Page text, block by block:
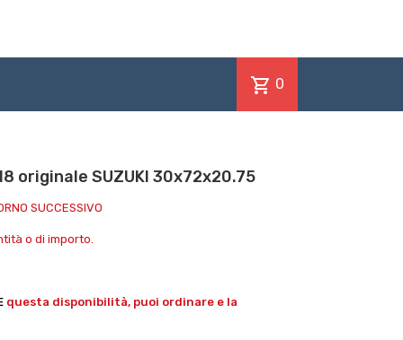
shopping_cart 0
originale SUZUKI 30x72x20.75
SUCCESSIVO
o di importo.
questa disponibilità, puoi ordinare e la